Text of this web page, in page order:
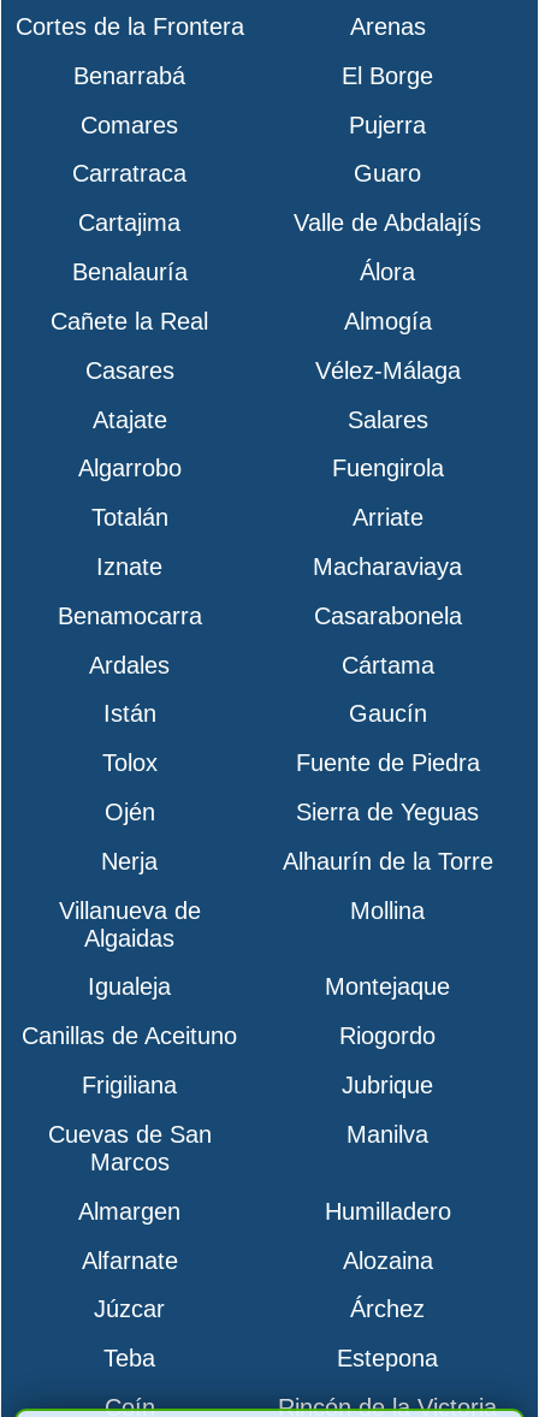
Cortes de la Frontera
Arenas
Benarrabá
El Borge
Comares
Pujerra
Carratraca
Guaro
Cartajima
Valle de Abdalajís
Benalauría
Álora
Cañete la Real
Almogía
Casares
Vélez-Málaga
Atajate
Salares
Algarrobo
Fuengirola
Totalán
Arriate
Iznate
Macharaviaya
Benamocarra
Casarabonela
Ardales
Cártama
Istán
Gaucín
Tolox
Fuente de Piedra
Ojén
Sierra de Yeguas
Nerja
Alhaurín de la Torre
Villanueva de
Algaidas
Mollina
Igualeja
Montejaque
Canillas de Aceituno
Riogordo
Frigiliana
Jubrique
Cuevas de San
Marcos
Manilva
Almargen
Humilladero
Alfarnate
Alozaina
Júzcar
Árchez
Teba
Estepona
Coín
Rincón de la Victoria